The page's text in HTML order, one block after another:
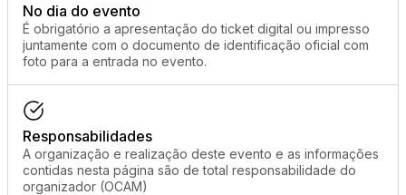
No dia do evento
É obrigatório a apresentação do ticket digital ou impresso
juntamente com o documento de identificação oficial com
foto para a entrada no evento.
Responsabilidades
A organização e realização deste evento e as informações
contidas nesta página são de total responsabilidade do
organizador (OCAM)